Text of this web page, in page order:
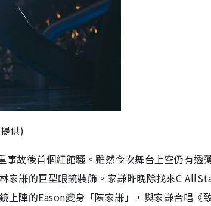
供)
故後首個紅館騷。雖然今次舞台上空仍有透
家謙的巨型眼鏡裝飾。家謙昨晚除找來C
陣的Eason變身「陳家謙」，與家謙合唱《